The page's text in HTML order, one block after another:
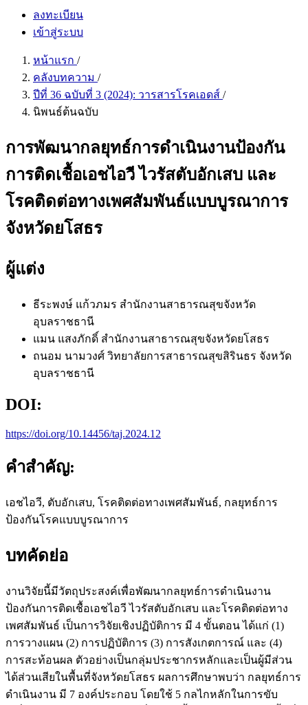
ลงทะเบียน
เข้าสู่ระบบ
หน้าแรก /
คลังบทความ /
ปีที่ 36 ฉบับที่ 3 (2024): วารสารโรคเอดส์ /
นิพนธ์ต้นฉบับ
การพัฒนากลยุทธ์การดำเนินงานป้องกัน
การติดเชื้อเอชไอวี ไวรัสตับอักเสบ และ
โรคติดต่อทางเพศสัมพันธ์แบบบูรณาการ
จังหวัดยโสธร
ผู้แต่ง
ธีระพงษ์ แก้วภมร สำนักงานสาธารณสุขจังหวัด
อุบลราชธานี
แมน แสงภักดิ์ สำนักงานสาธารณสุขจังหวัดยโสธร
ถนอม นามวงศ์ วิทยาลัยการสาธารณสุขสิรินธร จังหวัด
อุบลราชธานี
DOI:
https://doi.org/10.14456/taj.2024.12
คำสำคัญ:
เอชไอวี, ตับอักเสบ, โรคติดต่อทางเพศสัมพันธ์, กลยุทธ์การ
ป้องกันโรคแบบบูรณาการ
บทคัดย่อ
งานวิจัยนี้มีวัตถุประสงค์เพื่อพัฒนากลยุทธ์การดำเนินงาน
ป้องกันการติดเชื้อเอชไอวี ไวรัสตับอักเสบ และโรคติดต่อทาง
เพศสัมพันธ์ เป็นการวิจัยเชิงปฏิบัติการ มี 4 ขั้นตอน ได้แก่ (1)
การวางแผน (2) การปฏิบัติการ (3) การสังเกตการณ์ และ (4)
การสะท้อนผล ตัวอย่างเป็นกลุ่มประชากรหลักและเป็นผู้มีส่วน
ได้ส่วนเสียในพื้นที่จังหวัดยโสธร ผลการศึกษาพบว่า กลยุทธ์การ
ดำเนินงาน มี 7 องค์ประกอบ โดยใช้ 5 กลไกหลักในการขับ